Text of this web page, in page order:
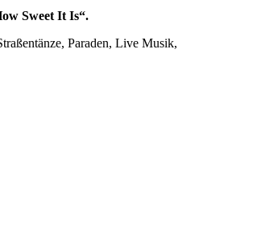
Sweet It Is“.
Paraden, Live Musik,